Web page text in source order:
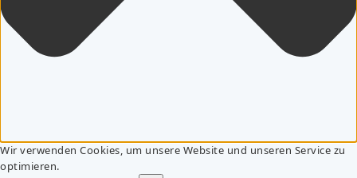
Wir verwenden Cookies, um unsere Website und unseren Service zu
optimieren.